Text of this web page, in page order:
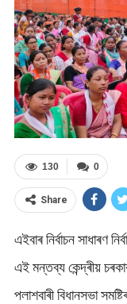
0
130
Share
এইবাৰ নিৰ্বাচন সাধাৰণ
এই মন্তব্য কেন্দ্ৰীয়
পলাশবাৰী বিধানসভা